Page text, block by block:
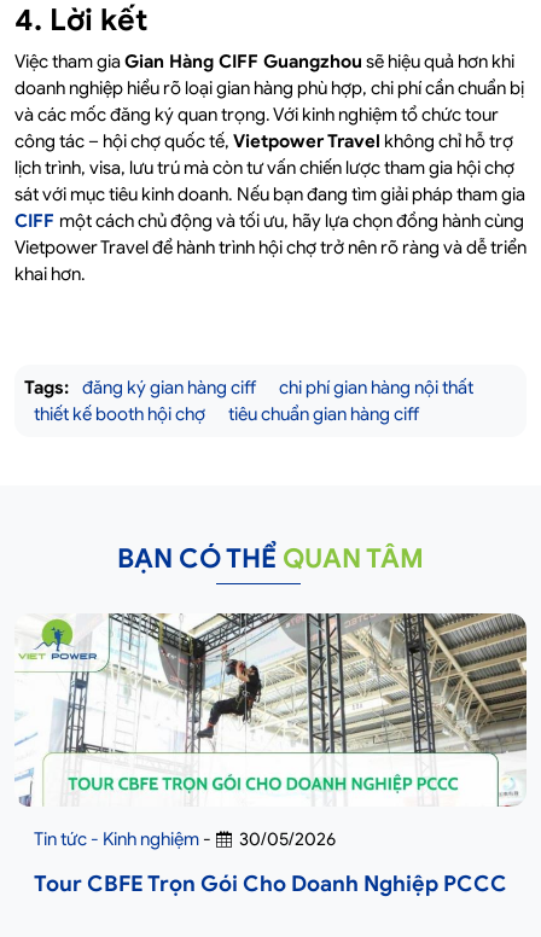
4. Lời kết
Việc tham giaGian Hàng CIFF Guangzhou sẽ hiệu quả hơn khi
doanh nghiệp hiểu rõ loại gian hàng phù hợp, chi phí cần chuẩn bị
và các mốc đăng ký quan trọng. Với kinh nghiệm tổ chức tour
công tác – hội chợ quốc tế, Vietpower Travel không chỉ hỗ trợ
lịch trình, visa, lưu trú mà còn tư vấn chiến lược tham gia hội chợ
sát với mục tiêu kinh doanh. Nếu bạn đang tìm giải pháp tham gia
CIFF một cách chủ động và tối ưu, hãy lựa chọn đồng hành cùng
Vietpower Travel để hành trình hội chợ trở nên rõ ràng và dễ triển
khai hơn.
Tags: đăng ký gian hàng ciff
chi phí gian hàng nội thất
thiết kế booth hội chợ
tiêu chuẩn gian hàng ciff
BẠN CÓ THỂ QUAN TÂM
Tin tức - Kinh nghiệm - 30/05/2026
Tour CBFE Trọn Gói Cho Doanh Nghiệp PCCC